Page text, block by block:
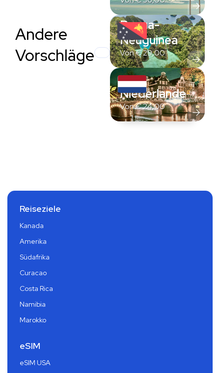
Andere
Vorschläge
Papua-
Neuguinea
Von€29,00
Niederlande
Von€24,00
Reiseziele
Kanada
Amerika
Südafrika
Curacao
Costa Rica
Namibia
Marokko
eSIM
eSIM USA